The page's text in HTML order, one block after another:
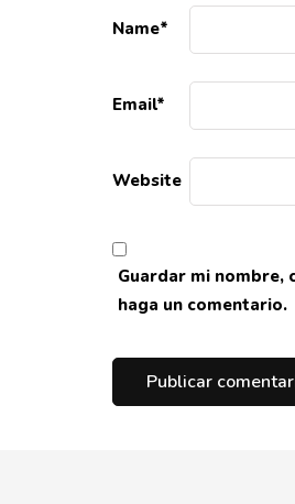
Name*
Email*
Website
Guardar mi nombre,
haga un comentario.